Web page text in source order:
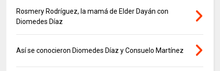
Rosmery Rodríguez, la mamá de Elder Dayán con
Diomedes Díaz
Así se conocieron Diomedes Díaz y Consuelo Martínez